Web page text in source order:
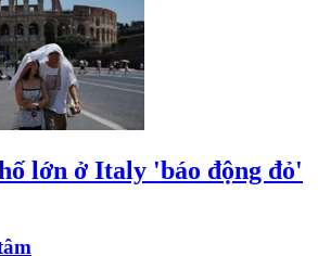
lớn ở Italy 'báo động đỏ'